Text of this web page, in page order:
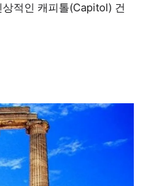
적인 캐피톨(Capitol) 건